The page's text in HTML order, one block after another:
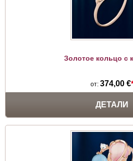
Золотое кольцо с
от: 374,00 €
ДЕТАЛИ